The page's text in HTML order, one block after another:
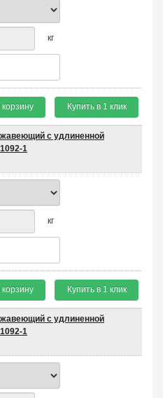
кг
корзину Купить в 1 клик
с удлиненной
1
кг
корзину Купить в 1 клик
с удлиненной
1